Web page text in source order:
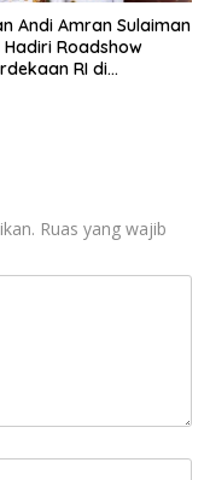
Andi Amran Sulaiman
Hadiri Roadshow
RI di
Ruas yang wajib